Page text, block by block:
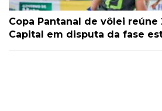
Copa Pantanal de vôlei reúne
Capital em disputa da fase